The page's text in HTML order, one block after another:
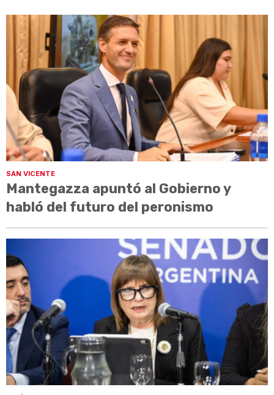
SAN VICENTE
Mantegazza apuntó al Gobierno y
habló del futuro del peronismo